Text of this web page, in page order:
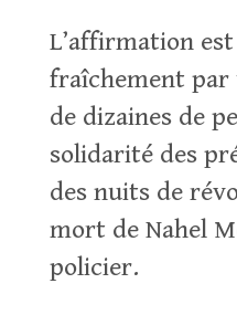
L’affirmation
fraîchement par
de dizaines de
solidarité des
des nuits de
mort de Nahel
policier.